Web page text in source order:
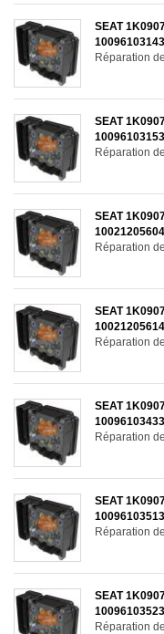
SEAT
Réparation
SEAT
Réparation
SEAT
Réparation
SEAT
Réparation
SEAT
Réparation
SEAT
Réparation
SEAT
Réparation